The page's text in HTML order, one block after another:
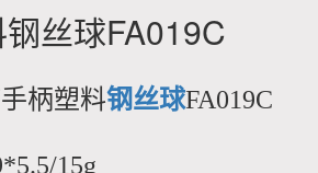
丝球FA019C
柄塑料钢丝球FA019C
15g